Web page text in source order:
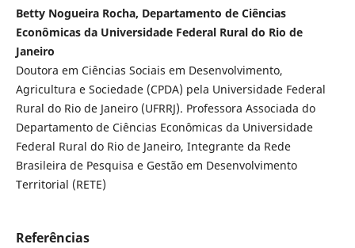
Betty Nogueira Rocha, Departamento de Ciências
Econômicas da Universidade Federal Rural do Rio de
Janeiro
Doutora em Ciências Sociais em Desenvolvimento,
Agricultura e Sociedade (CPDA) pela Universidade Federal
Rural do Rio de Janeiro (UFRRJ). Professora Associada do
Departamento de Ciências Econômicas da Universidade
Federal Rural do Rio de Janeiro, Integrante da Rede
Brasileira de Pesquisa e Gestão em Desenvolvimento
Territorial (RETE)
Referências